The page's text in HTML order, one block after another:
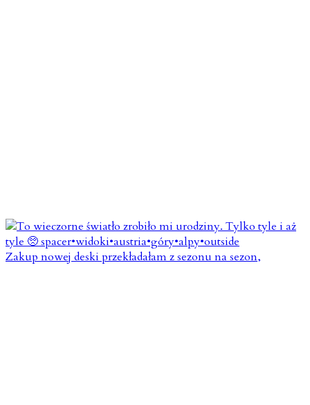
Zakup nowej deski przekładałam z sezonu na sezon,